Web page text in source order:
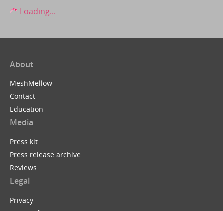
Loading...
About
MeshMellow
Contact
Education
Media
Press kit
Press release archive
Reviews
Legal
Privacy